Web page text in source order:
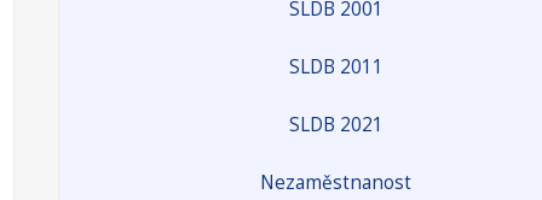
SLDB 2001
SLDB 2011
SLDB 2021
Nezaměstnanost